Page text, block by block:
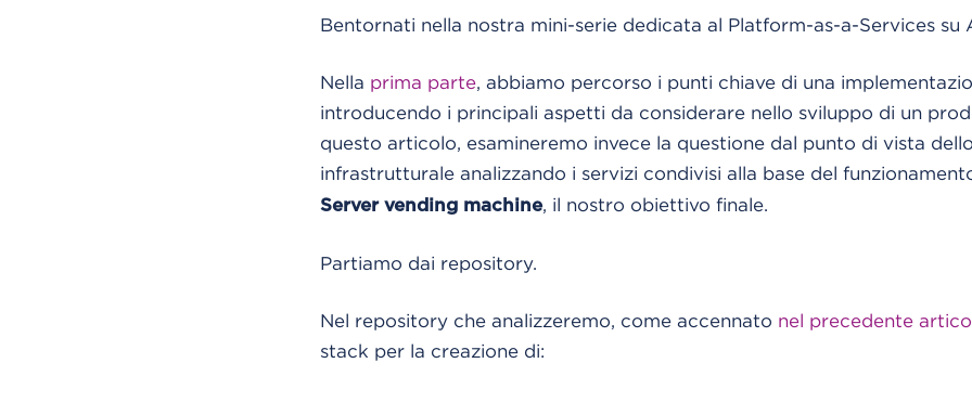
Bentornati nella nostra mini-serie dedicata al Platform-as-a-Services su
Nella prima parte, abbiamo percorso i punti chiave di una
introducendo i principali aspetti da considerare nello sviluppo di un
questo articolo, esamineremo invece la questione dal punto di vista
infrastrutturale analizzando i servizi condivisi alla base del
Server vending machine, il nostro obiettivo finale.
Partiamo dai repository.
Nel repository che analizzeremo, come accennato nel precedente
stack per la creazione di: